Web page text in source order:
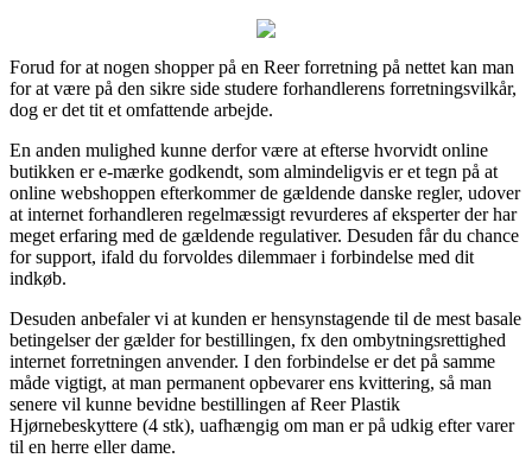
Forud for at nogen shopper på en Reer forretning på nettet kan man
for at være på den sikre side studere forhandlerens forretningsvilkår,
dog er det tit et omfattende arbejde.
En anden mulighed kunne derfor være at efterse hvorvidt online
butikken er e-mærke godkendt, som almindeligvis er et tegn på at
online webshoppen efterkommer de gældende danske regler, udover
at internet forhandleren regelmæssigt revurderes af eksperter der har
meget erfaring med de gældende regulativer. Desuden får du chance
for support, ifald du forvoldes dilemmaer i forbindelse med dit
indkøb.
Desuden anbefaler vi at kunden er hensynstagende til de mest basale
betingelser der gælder for bestillingen, fx den ombytningsrettighed
internet forretningen anvender. I den forbindelse er det på samme
måde vigtigt, at man permanent opbevarer ens kvittering, så man
senere vil kunne bevidne bestillingen af Reer Plastik
Hjørnebeskyttere (4 stk), uafhængig om man er på udkig efter varer
til en herre eller dame.